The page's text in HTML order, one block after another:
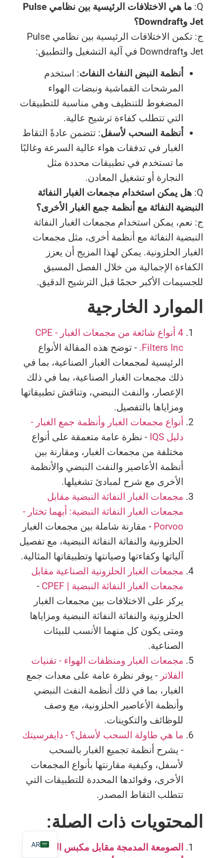
Q:
ما هي الاختلافات الرئيسية بين نظامي Pulse
Jet وDowndraft؟
ج: تكمن الاختلافات الرئيسية بين نظامي Pulse
Jet وDowndraft في آلية التشغيل والتطبيق:
أنظمة النبض النفاث النفاث: استخدم
المرشحات القماشية ونبضات الهواء
المضغوط للتنظيف وهي مناسبة للتطبيقات
التي تتطلب كفاءة ترشيح عالية.
أنظمة السحب لأسفل: تتضمن عادةً التقاط
الغبار في تدفقات هواء عالية السرعة وغالبًا
ما تستخدم في تطبيقات محددة مثل
النجارة أو تشغيل المعادن.
Q: هل يمكن استخدام مجمعات الغبار النفاثة
النبضية النفاثة مع أنظمة جمع الغبار الأخرى؟
ج: نعم، يمكن استخدام مجمعات الغبار النفاثة
النبضية النفاثة مع أنظمة أخرى، مثل مجمعات
الغبار الحلزونية. يمكن لهذا المزيج أن يعزز
الكفاءة الإجمالية من خلال الفصل المسبق
للجسيمات الأكبر حجمًا قبل الترشيح الدقيق.
الموارد الخارجية
4 أنواع شائعة من مجمعات الغبار - CPE
Filters Inc. - توضح هذه المقالة الأنواع
الرئيسية لمجمعات الغبار الصناعية، بما في
ذلك مجمعات الغبار الصناعية، بما في ذلك
الإعصار، والنفث النبضي، وتناقش تطبيقاتها
ومزاياها بالتفصيل.
أنواع مجمعات الغبار وأنظمة جمع الغبار -
دليل IQS
- نظرة عامة متعمقة على أنواع
مختلفة من مجمعات الغبار، ومقارنة بين
أنظمة الأعاصير والنفث النبضي والأنظمة
الأخرى مع شرح لمبادئ تشغيلها.
مجمعات الغبار النفاثة النبضية مقابل
مجمعات الغبار النفاثة النبضية: أيهما تختار -
Porvoo - مقارنة شاملة بين مجمعات الغبار
الحلزونية والنفاثة النفاثة النبضية، مع تفصيل
آلياتها وكفاءتها وصيانتها وتطبيقاتها المثالية.
مجمعات الغبار الحلزونية الصناعية مقابل
مجمعات الغبار النفاثة النبضية | CPEF
-
يركز على الاختلافات بين مجمعات الغبار
الحلزونية والنفاثة النفاثة النبضية ومزاياها
ومتى يكون كل منهما الأنسب للبيئات
الصناعية.
مجمعات الغبار ومنظفات الهواء - تقنيات
الفلاتر - يوفر نظرة عامة على معدات جمع
الغبار، بما في ذلك أنظمة النفث النبضي
وأنظمة الأعاصير الحلزونية، مع وصف
للوظائف والتكوينات.
ما هي طاولة السحب لأسفل؟ - دايفرسيتك
- يشرح أنظمة تجميع الغبار بالسحب
لأسفل، وكيفية مقارنتها بأنواع المجمعات
الأخرى، وفوائدها المحددة للتطبيقات التي
تتطلب التقاط المصدر.
المحتويات ذات الصلة:
الصومعة المدمجة مقابل مكبس الترشيح:
AR
ES
PT